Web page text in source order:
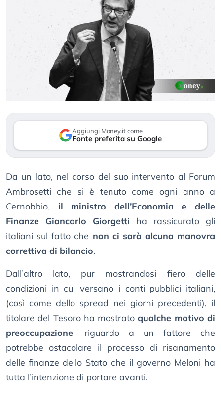
Aggiungi Money.it come
Fonte preferita su Google
Da un lato, nel corso del suo intervento al Forum
Ambrosetti che si è tenuto come ogni anno a
Cernobbio, il ministro dell’Economia e delle
Finanze Giancarlo Giorgetti ha rassicurato gli
italiani sul fatto che non ci sarà alcuna manovra
correttiva di bilancio.
Dall’altro lato, pur mostrandosi fiero delle
condizioni in cui versano i conti pubblici italiani,
(così come dello spread nei giorni precedenti), il
titolare del Tesoro ha mostratoqualche motivo di
preoccupazione, riguardo a un fattore che
potrebbe ostacolare il processo di risanamento
delle finanze dello Stato che il governo Meloni ha
tutta l’intenzione di portare avanti.